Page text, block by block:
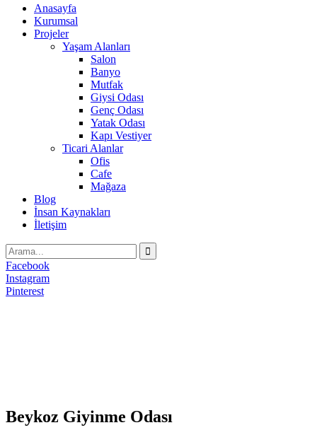
Anasayfa
Kurumsal
Projeler
Yaşam Alanları
Salon
Banyo
Mutfak
Giysi Odası
Genç Odası
Yatak Odası
Kapı Vestiyer
Ticari Alanlar
Ofis
Cafe
Mağaza
Blog
İnsan Kaynakları
İletişim
Facebook
Instagram
Pinterest
Beykoz Giyinme Odası